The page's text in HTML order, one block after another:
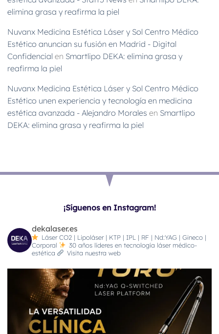
elimina grasa y reafirma la piel
Nuvanx Medicina Estética Láser y Sol Centro Médico
Estético anuncian su fusión en Madrid - Digital
Confidencial en Smartlipo DEKA: elimina grasa y
reafirma la piel
Nuvanx Medicina Estética Láser y Sol Centro Médico
Estético unen experiencia y tecnología en medicina
estética avanzada - Alejandro Morales en Smartlipo
DEKA: elimina grasa y reafirma la piel
¡Síguenos en Instagram!
dekalaser.es
Láser CO2 | Lipoláser | KTP | IPL | RF | Nd:YAG | Gineco |
Corporal
30 años líderes en tecnología láser médico-
estética
Visita nuestra web